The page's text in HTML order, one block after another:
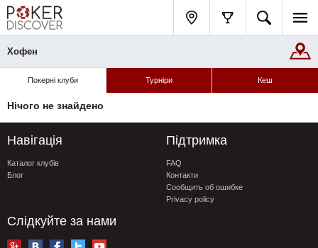
Хофен
Покерні клуби Турніри Кеш
Нічого не знайдено
Навігація
Каталог клубів
Блог
Підтримка
FAQ
Контакти
Сообщить об ошибке
Privacy policy
Слідкуйте за нами